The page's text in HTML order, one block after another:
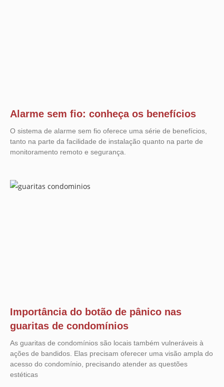
Alarme sem fio: conheça os benefícios
O sistema de alarme sem fio oferece uma série de benefícios,
tanto na parte da facilidade de instalação quanto na parte de
monitoramento remoto e segurança.
Importância do botão de pânico nas
guaritas de condomínios
As guaritas de condomínios são locais também vulneráveis à
ações de bandidos. Elas precisam oferecer uma visão ampla do
acesso do condomínio, precisando atender as questões
estéticas